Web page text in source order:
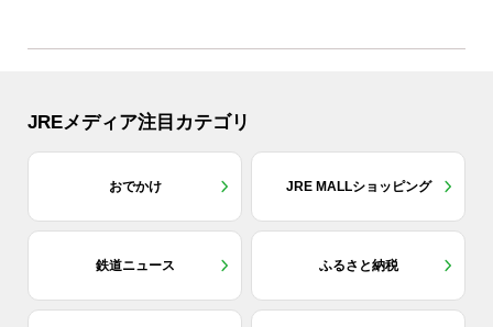
JREメディア注目カテゴリ
おでかけ JRE MALLショッピング
鉄道ニュース ふるさと納税